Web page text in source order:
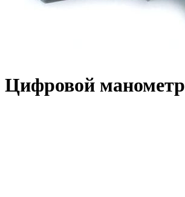
Цифровой манометр